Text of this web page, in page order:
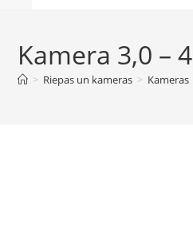
Kamera 3,0 – 4
> Riepas un kameras > Kameras